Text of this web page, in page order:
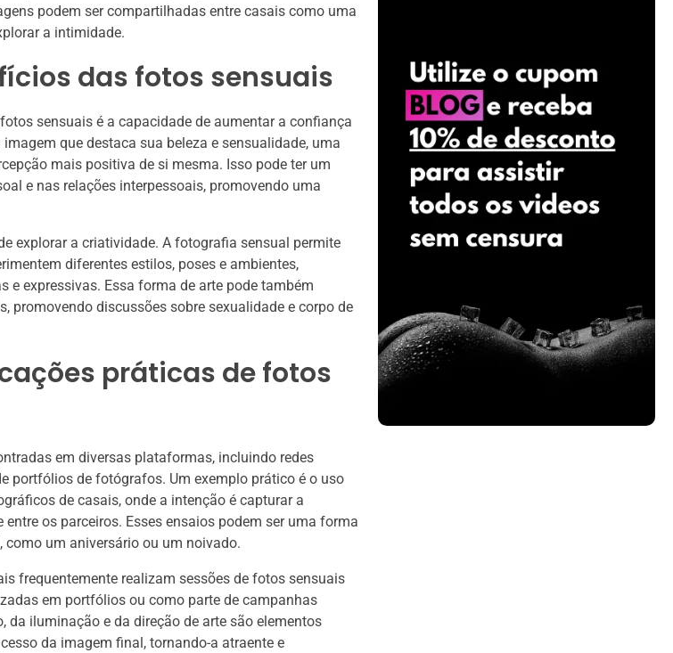
podem ser compartilhadas entre casais como uma
a intimidade.
das fotos sensuais
sensuais é a capacidade de aumentar a confiança
que destaca sua beleza e sensualidade, uma
mais positiva de si mesma. Isso pode ter um
e nas relações interpessoais, promovendo uma
explorar a criatividade. A fotografia sensual permite
diferentes estilos, poses e ambientes,
e expressivas. Essa forma de arte pode também
promovendo discussões sobre sexualidade e corpo de
práticas de fotos
em diversas plataformas, incluindo redes
portfólios de fotógrafos. Um exemplo prático é o uso
de casais, onde a intenção é capturar a
os parceiros. Esses ensaios podem ser uma forma
como um aniversário ou um noivado.
frequentemente realizam sessões de fotos sensuais
em portfólios ou como parte de campanhas
da iluminação e da direção de arte são elementos
da imagem final, tornando-a atraente e